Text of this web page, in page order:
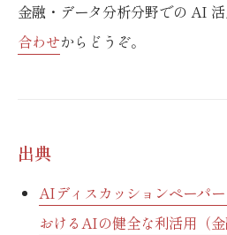
金融・データ分析分野での AI 活
合わせからどうぞ。
出典
AIディスカッションペーパ
おけるAIの健全な利活用（金